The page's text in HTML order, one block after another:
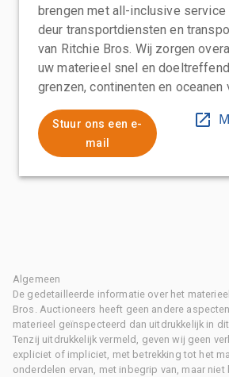
brengen met all-inclusive
deur transportdiensten en
van Ritchie Bros. Wij zorgen
uw materieel snel en
grenzen, continenten en oceanen
Stuur ons een e-
mail
Algemeen
De gedetailleerde informatie over het
Bros. Auctioneers heeft geen andere
materieel geïnspecteerd dan uitdrukkelijk in
Tenzij uitdrukkelijk vermeld, geven wij geen
expliciet of impliciet, met betrekking tot het
onderdelen ervan, met inbegrip van, maar